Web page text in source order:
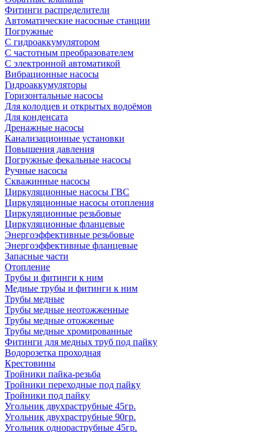
Фитинги распределители
Автоматические насосные станции
Погружные
С гидроаккумулятором
С частотным преобразователем
С электронной автоматикой
Вибрационные насосы
Гидроаккумуляторы
Горизонтальные насосы
Для колодцев и открытых водоёмов
Для конденсата
Дренажные насосы
Канализационные установки
Повышения давления
Погружные фекальные насосы
Ручные насосы
Скважинные насосы
Циркуляционные насосы ГВС
Циркуляционные насосы отопления
Циркуляционные резьбовые
Циркуляционные фланцевые
Энергоэффективные резьбовые
Энергоэффективные фланцевые
Запасные части
Отопление
Трубы и фитинги к ним
Медные трубы и фитинги к ним
Трубы медные
Трубы медные неотожженные
Трубы медные отожженые
Трубы медные хромированные
Фитинги для медных труб под пайку
Водорозетка проходная
Крестовины
Тройники пайка-резьба
Тройники переходные под пайку
Тройники под пайку
Угольник двухраструбные 45гр.
Угольник двухраструбные 90гр.
Угольник однораструбные 45гр.